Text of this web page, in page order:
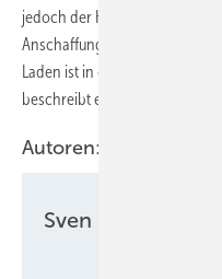
jedoch der Kostenvorteil von
Anschaffungskosten sind
Laden ist in den meisten
beschreibt er die Situation.
Autoren:
Sven Ullrich